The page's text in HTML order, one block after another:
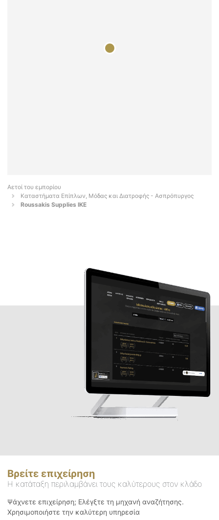
Αετοί του εμπορίου
Καταστήματα Επίπλων, Μόδας και Διατροφής - Ασπρόπυργος
Roussakis Supplies IKE
Βρείτε επιχείρηση
Η κατάταξη περιλαμβάνει τους καλύτερους στον κλάδο
Ψάχνετε επιχείρηση; Ελέγξτε τη μηχανή αναζήτησης.
Χρησιμοποιήστε την καλύτερη υπηρεσία